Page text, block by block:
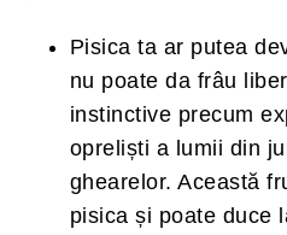
Pisica ta ar putea
nu poate da frâu
instinctive precum
opreliști a lumii din
ghearelor. Această
pisica și poate duce